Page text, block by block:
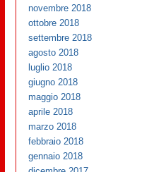
novembre 2018
ottobre 2018
settembre 2018
agosto 2018
luglio 2018
giugno 2018
maggio 2018
aprile 2018
marzo 2018
febbraio 2018
gennaio 2018